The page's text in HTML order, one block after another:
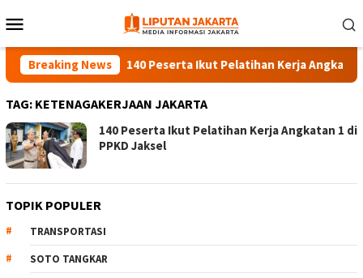
to
Menu
Breaking News140 Peserta Ikut Pelatihan Kerja Angkatan 1
TAG: KETENAGAKERJAAN JAKARTA
140 Peserta Ikut Pelatihan Kerja Angkatan 1 di
PPKD Jaksel
TOPIK POPULER
TRANSPORTASI
SOTO TANGKAR